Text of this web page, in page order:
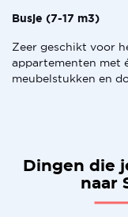
Busje (7-17 m3)
Zeer geschikt voor
appartementen met
meubelstukken en
Dingen die
naar